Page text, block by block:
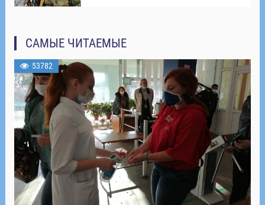
САМЫЕ ЧИТАЕМЫЕ
53782